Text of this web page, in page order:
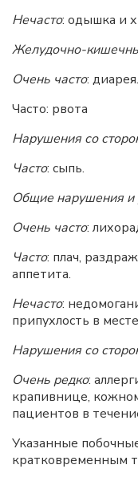
Нечасто: одышка и
Желудочно-
Очень часто: диарея.
Часто: рвота
Нарушения со
Часто: сыпь.
Общие нарушения и
Очень часто:
Часто: плач,
аппетита.
Нечасто:
припухлость в
Нарушения со
Очень редко:
крапивнице,
пациентов в
Указанные
кратковременным